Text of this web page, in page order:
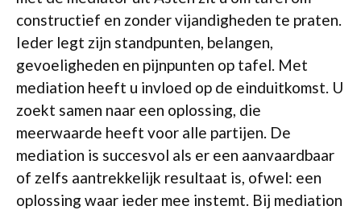
constructief en zonder vijandigheden te praten.
Ieder legt zijn standpunten, belangen,
gevoeligheden en pijnpunten op tafel. Met
mediation heeft u invloed op de einduitkomst. U
zoekt samen naar een oplossing, die
meerwaarde heeft voor alle partijen. De
mediation is succesvol als er een aanvaardbaar
of zelfs aantrekkelijk resultaat is, ofwel: een
oplossing waar ieder mee instemt. Bij mediation